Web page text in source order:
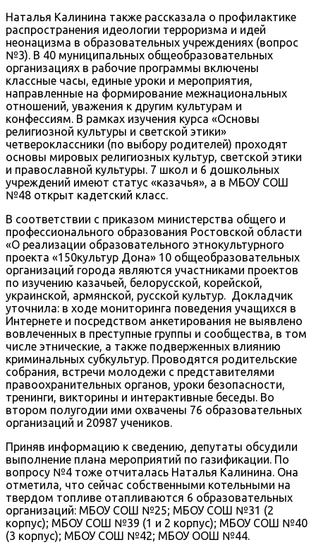
Наталья Калинина также рассказала о профилактике
распространения идеологии терроризма и идей
неонацизма в образовательных учреждениях (вопрос
№3). В 40 муниципальных общеобразовательных
организациях в рабочие программы включены
классные часы, единые уроки и мероприятия,
направленные на формирование межнациональных
отношений, уважения к другим культурам и
конфессиям. В рамках изучения курса «Основы
религиозной культуры и светской этики»
четвероклассники (по выбору родителей) проходят
основы мировых религиозных культур, светской этики
и православной культуры. 7 школ и 6 дошкольных
учреждений имеют статус «казачья», а в МБОУ СОШ
№48 открыт кадетский класс.
В соответствии с приказом министерства общего и
профессионального образования Ростовской области
«О реализации образовательного этнокультурного
проекта «150культур Дона» 10 общеобразовательных
организаций города являются участниками проектов
по изучению казачьей, белорусской, корейской,
украинской, армянской, русской культур. Докладчик
уточнила: в ходе мониторинга поведения учащихся в
Интернете и посредством анкетирования не выявлено
вовлеченных в преступные группы и сообщества, в том
числе этнические, а также подверженных влиянию
криминальных субкультур. Проводятся родительские
собрания, встречи молодежи с представителями
правоохранительных органов, уроки безопасности,
тренинги, викторины и интерактивные беседы. Во
втором полугодии ими охвачены 76 образовательных
организаций и 20987 учеников.
Приняв информацию к сведению, депутаты обсудили
выполнение плана мероприятий по газификации. По
вопросу №4 тоже отчиталась Наталья Калинина. Она
отметила, что сейчас собственными котельными на
твердом топливе отапливаются 6 образовательных
организаций: МБОУ СОШ №25; МБОУ СОШ №31 (2
корпус); МБОУ СОШ №39 (1 и 2 корпус); МБОУ СОШ №40
(3 корпус); МБОУ СОШ №42; МБОУ ООШ №44.